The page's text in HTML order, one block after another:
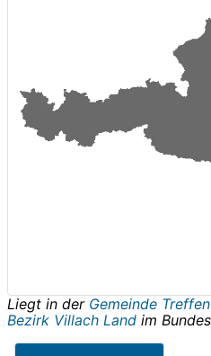
Liegt in der Gemeinde
Bezirk Villach Land im